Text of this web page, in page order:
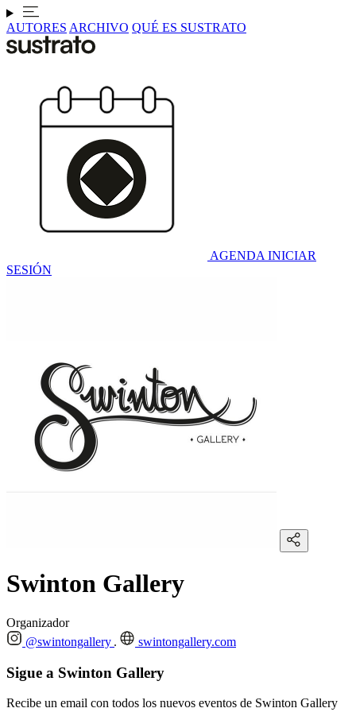
AUTORES ARCHIVO QUÉ ES SUSTRATO
AGENDA INICIAR
SESIÓN
Swinton Gallery
Organizador
@swintongallery
swintongallery.com
Sigue a Swinton Gallery
Recibe un email con todos los nuevos eventos de Swinton Gallery